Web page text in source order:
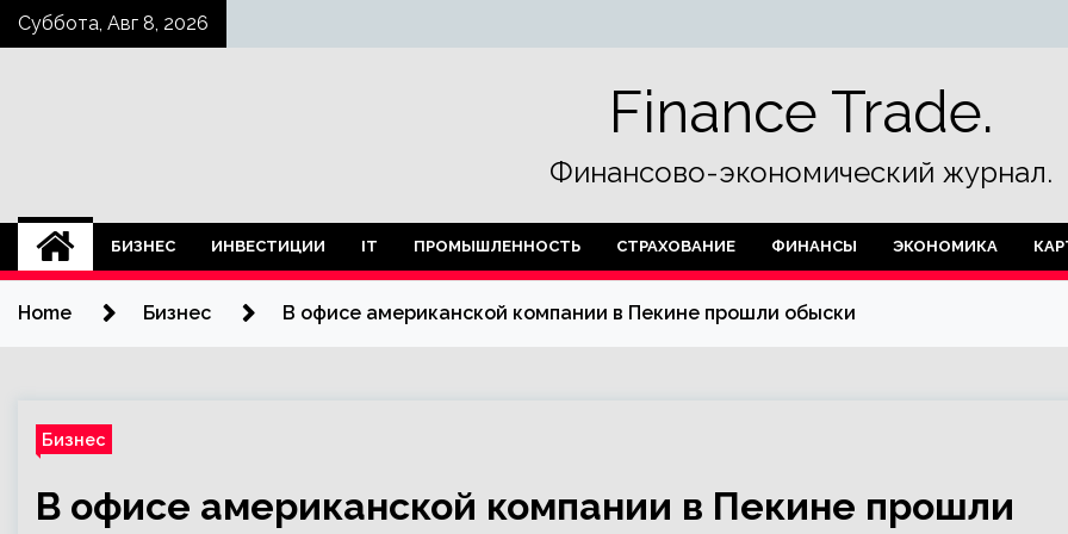
SkipСуббота, Авг 8, 2026
Finance Trade.
Финансово-экономический журнал.
БИЗНЕС ИНВЕСТИЦИИ IT ПРОМЫШЛЕННОСТЬ СТРАХОВАНИЕ ФИНАНСЫ ЭКОНОМИКА
Home Бизнес В офисе американской компании в Пекине прошли обыски
Бизнес
В офисе американской компании в Пекине прошли